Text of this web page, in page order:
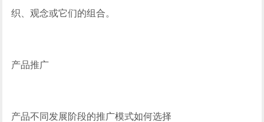
织、观念或它们的组合。
产品推广
产品不同发展阶段的推广模式如何选择